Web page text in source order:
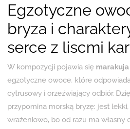
Egzotyczne
bryza i
serce z liscmi
W kompozycji pojawia się marakuja
egzotyczne owoce, które
cytrusowy i orzeźwiający odbiór.
przypomina morską bryzę: jest
wrażeniowo, bo od razu ma własny